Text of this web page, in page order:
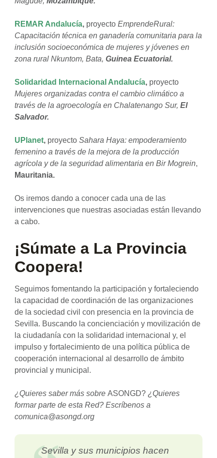
REMAR Andalucía, proyecto EmprendeRural:
Capacitación técnica en ganadería comunitaria para la
inclusión socioeconómica de mujeres y jóvenes en
zona rural Nkuntom, Bata, Guinea Ecuatorial.
Solidaridad Internacional Andalucía, proyecto
Mujeres organizadas contra el cambio climático a
través de la agroecología en Chalatenango Sur, El
Salvador.
UPlanet, proyecto Sahara Haya: empoderamiento
femenino a través de la mejora de la producción
agrícola y de la seguridad alimentaria en Bir Mogrein,
Mauritania.
Os iremos dando a conocer cada una de las
intervenciones que nuestras asociadas están llevando
a cabo.
¡Súmate a La Provincia
Coopera!
Seguimos fomentando la participación y fortaleciendo
la capacidad de coordinación de las organizaciones
de la sociedad civil con presencia en la provincia de
Sevilla. Buscando la concienciación y movilización de
la ciudadanía con la solidaridad internacional y, el
impulso y fortalecimiento de una política pública de
cooperación internacional al desarrollo de ámbito
provincial y municipal.
¿Quieres saber más sobre ASONGD? ¿Quieres
formar parte de esta Red? Escríbenos a
comunica@asongd.org
Sevilla y sus municipios hacen